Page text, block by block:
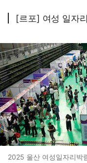
[르포] 여성 일자
2025 울산 여성일자리박